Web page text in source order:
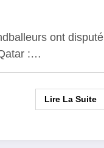
ont disputé
:…
Lire La Suite